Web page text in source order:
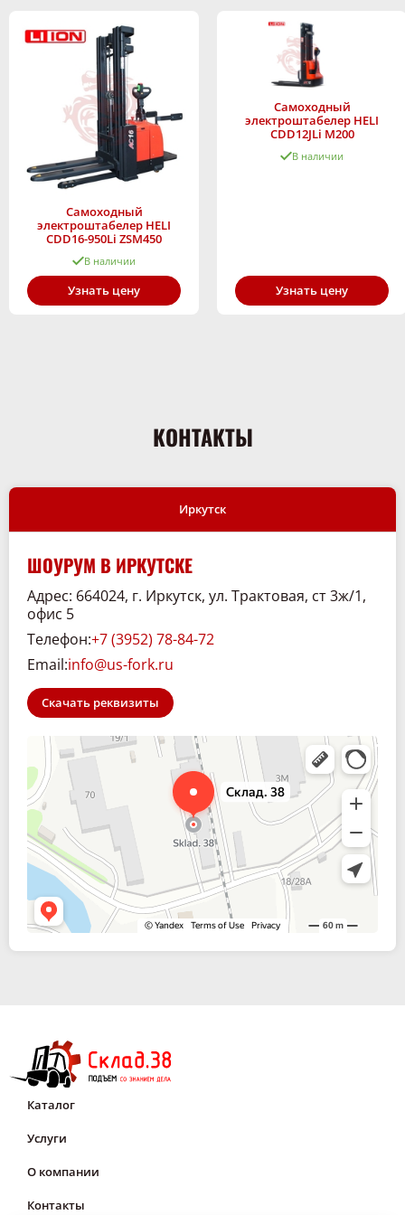
Самоходный
электроштабелер HELI
CDD16-950Li ZSM450
В наличии
Узнать цену
Самоходный
электроштабелер HELI
CDD12JLi M200
В наличии
Узнать цену
КОНТАКТЫ
Иркутск
ШОУРУМ В ИРКУТСКЕ
Адрес: 664024, г. Иркутск, ул. Трактовая, ст 3ж/1,
офис 5
Телефон:+7 (3952) 78-84-72
Email:info@us-fork.ru
Скачать реквизиты
Склад. 38
Спецтехника и спецавтомобили в Иркутске
Каталог
Услуги
О компании
Контакты